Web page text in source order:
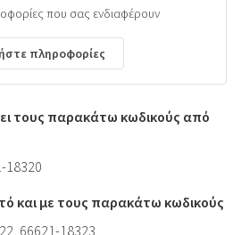
που σας ενδιαφέρουν
πληροφορίες
τους παρακάτω κωδικούς από
18320
και με τους παρακάτω κωδικούς
66621-18323